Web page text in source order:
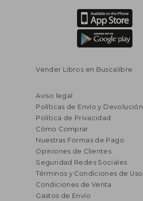
Vender Libros en Buscalibre
Aviso legal
Políticas de Envío y Devolución
Política de Privacidad
Cómo Comprar
Nuestras Formas de Pago
Opiniones de Clientes
Seguridad Redes Sociales
Términos y Condiciones de Uso
Condiciones de Venta
Gastos de Envío